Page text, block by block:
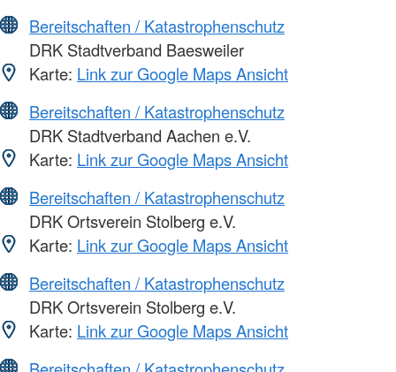
Bereitschaften / Katastrophenschutz
DRK Stadtverband Baesweiler
Karte: Link zur Google Maps Ansicht
Bereitschaften / Katastrophenschutz
DRK Stadtverband Aachen e.V.
Karte: Link zur Google Maps Ansicht
Bereitschaften / Katastrophenschutz
DRK Ortsverein Stolberg e.V.
Karte: Link zur Google Maps Ansicht
Bereitschaften / Katastrophenschutz
DRK Ortsverein Stolberg e.V.
Karte: Link zur Google Maps Ansicht